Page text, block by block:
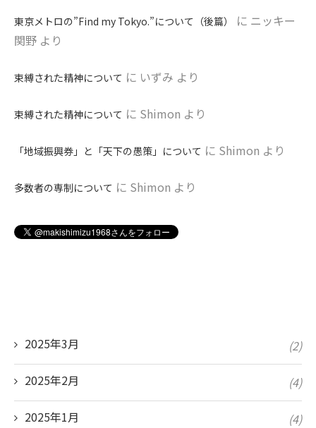
東京メトロの”Find my Tokyo.”について（後篇） に ニッキー
関野 より
束縛された精神について に いずみ より
束縛された精神について に Shimon より
「地域振興券」と「天下の愚策」について に Shimon より
多数者の専制について に Shimon より
2025年3月 (2)
2025年2月 (4)
2025年1月 (4)